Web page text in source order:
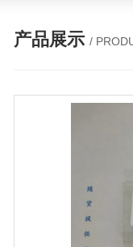
产品展示 /